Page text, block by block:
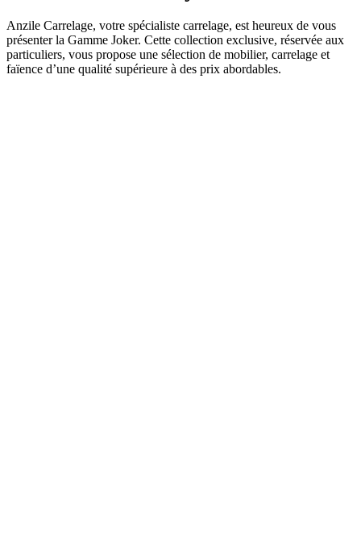
Anzile Carrelage, votre spécialiste carrelage, est heureux de vous
présenter la Gamme Joker. Cette collection exclusive, réservée aux
particuliers, vous propose une sélection de mobilier, carrelage et
faïence d’une qualité supérieure à des prix abordables.